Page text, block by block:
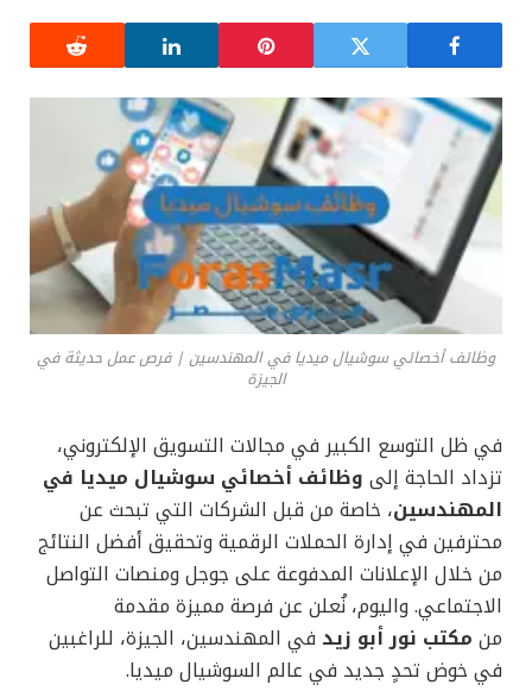
وظائف أخصائي سوشيال ميديا في المهندسين | فرص عمل حديثة في
الجيزة
في ظل التوسع الكبير في مجالات التسويق الإلكتروني،
تزداد الحاجة إلى وظائف أخصائي سوشيال ميديا في
المهندسين، خاصة من قبل الشركات التي تبحث عن
محترفين في إدارة الحملات الرقمية وتحقيق أفضل النتائج
من خلال الإعلانات المدفوعة على جوجل ومنصات التواصل
الاجتماعي. واليوم، نُعلن عن فرصة مميزة مقدمة
من مكتب نور أبو زيد في المهندسين، الجيزة، للراغبين
في خوض تحدٍ جديد في عالم السوشيال ميديا.